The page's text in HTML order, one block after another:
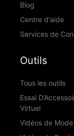
Blog
Centre d'aide
Services de
Outils
Tous les outils
Essai
Virtuel
Vidéos de Mode